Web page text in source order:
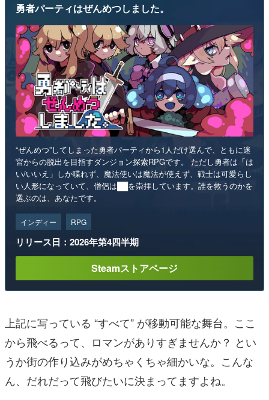
勇者パーティはぜんめつしました。
“ぜんめつ”してしまった勇者パーティから1人だけ選んで、ともに迷
宮からの脱出を目指すダンジョン探索RPGです。 ただし勇者は「は
い/いいえ」しか喋れず、魔法使いは魔法が使えず、戦士は可愛らし
い人形になっていて、僧侶は██を崇拝しています。誰を救うのかを
選ぶのは、あなたです。
インディー RPG
リリース日：2026年第4四半期
Steamストアページ
上記に写っている “すべて” が移動可能な舞台。ここ
から飛べるって、ロマンがありすぎませんか？ とい
うか街の作り込みがめちゃくちゃ細かいな。こんな
ん、だれだって飛びたいに決まってますよね。